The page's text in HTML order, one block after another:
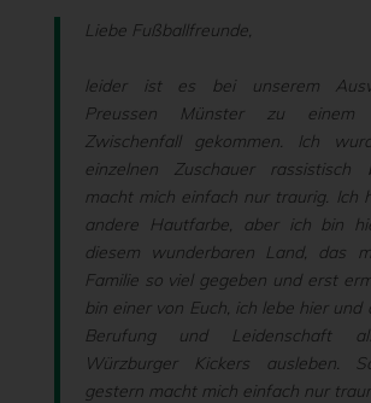
Liebe Fußballfreunde,
leider ist es bei unserem
Preussen Münster zu einem
Zwischenfall gekommen. Ich
einzelnen Zuschauer rassistisch
macht mich einfach nur traurig. Ich
andere Hautfarbe, aber ich bin
diesem wunderbaren Land, das
Familie so viel gegeben und erst
bin einer von Euch, ich lebe hier
Berufung und Leidenschaft
Würzburger Kickers ausleben.
gestern macht mich einfach nur